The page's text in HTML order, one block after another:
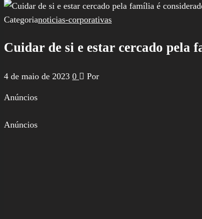
por:
Categorianoticias-corporativas
Cuidar de si e estar cercado pela
4 de maio de 2023 0 Por
Anúncios
Anúncios